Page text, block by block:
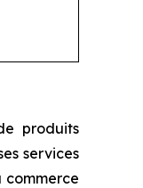
produits
services
commerce